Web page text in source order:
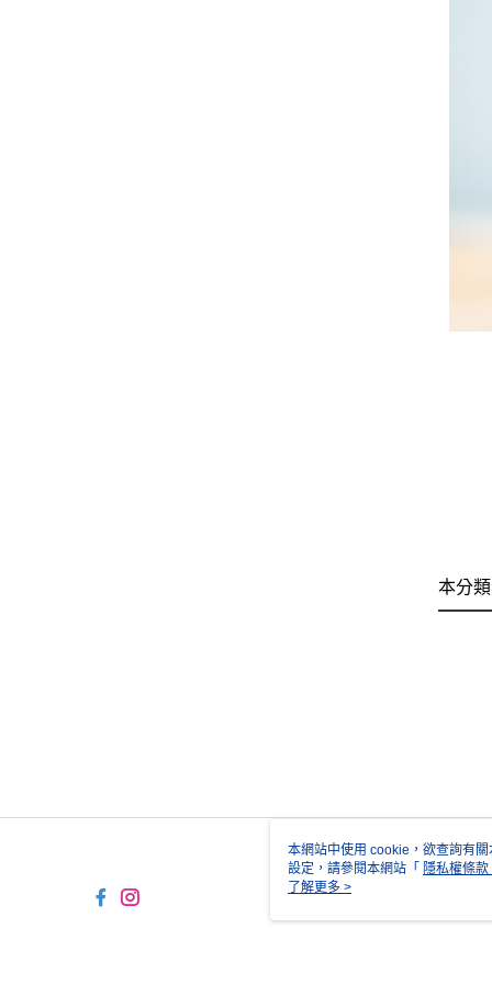
本分
本網站中使用 cookie，欲查詢有
設定，請參閱本網站「 隱私權條款
使用 cookie。
了解更多 >